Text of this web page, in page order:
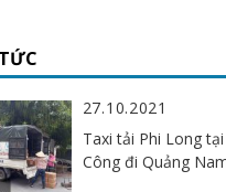
27.10.2021
Taxi tải Phi Long
Công đi Quảng